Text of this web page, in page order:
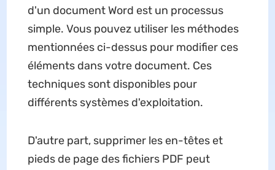
d'un document Word est un processus
simple. Vous pouvez utiliser les méthodes
mentionnées ci-dessus pour modifier ces
éléments dans votre document. Ces
techniques sont disponibles pour
différents systèmes d'exploitation.
D'autre part, supprimer les en-têtes et
pieds de page des fichiers PDF peut